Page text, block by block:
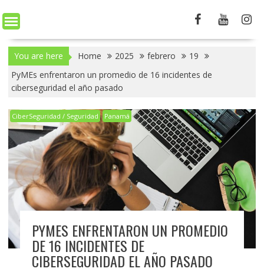
You are here Home 2025 febrero
19
PyMEs enfrentaron un promedio de 16 incidentes de
ciberseguridad el año pasado
CiberSeguridad / Seguridad Panamá
PYMES ENFRENTARON UN PROMEDIO
DE 16 INCIDENTES DE
CIBERSEGURIDAD EL AÑO PASADO